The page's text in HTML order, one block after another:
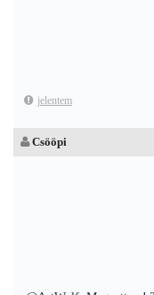
jelentem
Csööpi